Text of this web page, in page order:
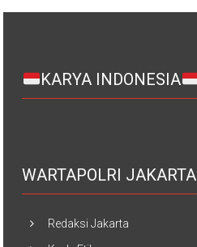
KARYA INDONESIA
WARTAPOLRI JAKARTA
Redaksi Jakarta